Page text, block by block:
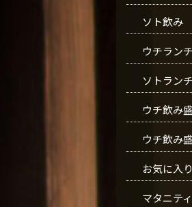
ソト飲み
ウチランチ
ソトランチ
ウチ飲み
ウチ飲み
お気に入
マタニテ